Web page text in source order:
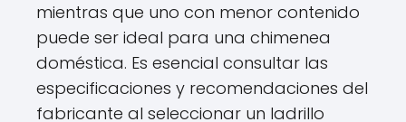
mientras que uno con menor contenido
puede ser ideal para una chimenea
doméstica. Es esencial consultar las
especificaciones y recomendaciones del
fabricante al seleccionar un ladrillo